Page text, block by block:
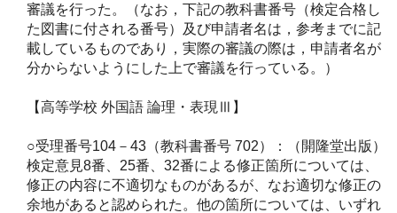
審議を行った。（なお，下記の教科書番号（検定合格し
た図書に付される番号）及び申請者名は，参考までに記
載しているものであり，実際の審議の際は，申請者名が
分からないようにした上で審議を行っている。）
【高等学校 外国語 論理・表現Ⅲ】
○受理番号104－43（教科書番号 702）：（開隆堂出版）
検定意見8番、25番、32番による修正箇所については、
修正の内容に不適切なものがあるが、なお適切な修正の
余地があると認められた。他の箇所については、いずれ